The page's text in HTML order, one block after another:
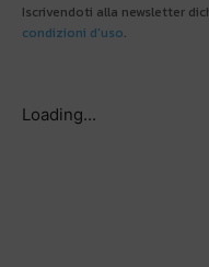
Iscrivendoti alla newsletter
condizioni d'uso.
Loading...